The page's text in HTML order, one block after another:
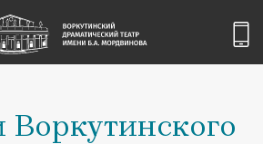
Воркутинского